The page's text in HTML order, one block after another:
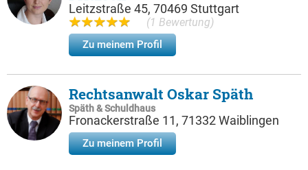
Leitzstraße 45, 70469 Stuttgart
(1 Bewertung)
Zu meinem Profil
Rechtsanwalt Oskar Späth
Späth & Schuldhaus
Fronackerstraße 11, 71332 Waiblingen
Zu meinem Profil